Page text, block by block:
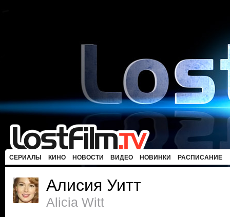
СЕРИАЛЫ КИНО НОВОСТИ ВИДЕО НОВИНКИ РАСПИСАНИЕ
Алисия Уитт
Alicia Witt